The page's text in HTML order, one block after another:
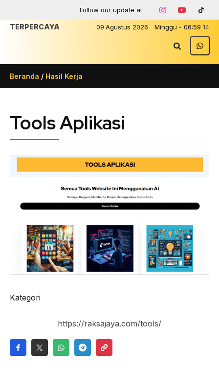
Follow our update at
09 Agustus 2026 Minggu - 06:59 14
T
Beranda / Hasil Kerja
Tools Aplikasi
Kategori
https://raksajaya.com/tools/